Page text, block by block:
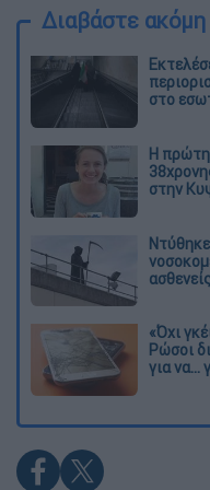
Διαβάστε ακόμη
στο
Η πρώτη
στην
«Όχι
Ρώσοι
για να...